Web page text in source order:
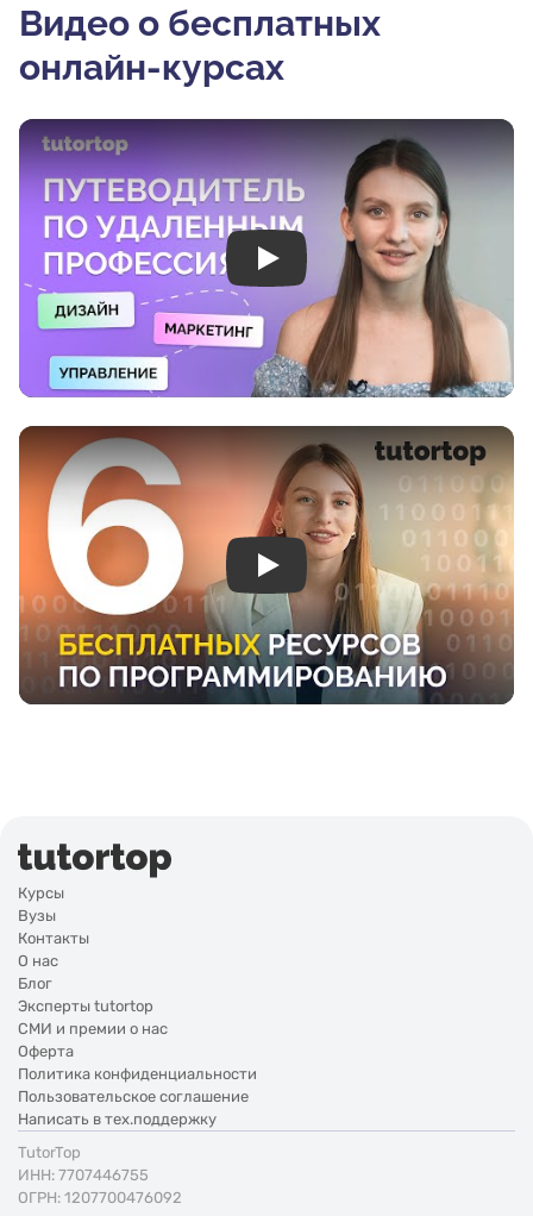
Видео о бесплатных
онлайн-курсах
Play
Play
Курсы
Вузы
Контакты
О нас
Блог
Эксперты tutortop
СМИ и премии о нас
Оферта
Политика конфиденциальности
Пользовательское соглашение
Написать в тех.поддержку
TutorTop
ИНН: 7707446755
ОГРН: 1207700476092